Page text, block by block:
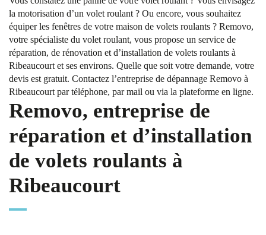
la motorisation d’un volet roulant ? Ou encore, vous souhaitez
équiper les fenêtres de votre maison de volets roulants ? Removo,
votre spécialiste du volet roulant, vous propose un service de
réparation, de rénovation et d’installation de volets roulants à
Ribeaucourt et ses environs. Quelle que soit votre demande, votre
devis est gratuit. Contactez l’entreprise de dépannage Removo à
Ribeaucourt par téléphone, par mail ou via la plateforme en ligne.
Removo, entreprise de
réparation et d’installation
de volets roulants à
Ribeaucourt